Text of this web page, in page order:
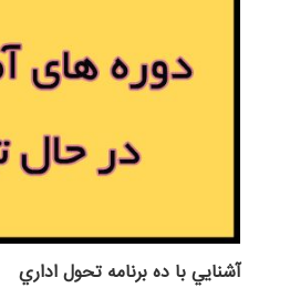
آشنايي با ده برنامه تحول اداري